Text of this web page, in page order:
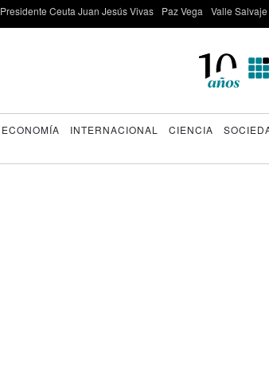
Presidente Ceuta Juan Jesús Vivas Paz Vega Valle Salvaje
ECONOMÍA INTERNACIONAL CIENCIA